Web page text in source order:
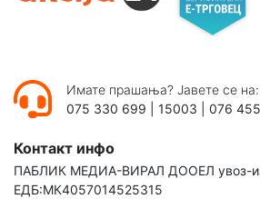
Имате прашања? Јавете се на:
075 330 699
15003 076
Контакт инфо
ПАБЛИК МЕДИА-ВИРАЛ ДООЕЛ увоз-
ЕДБ:МК4057014525315